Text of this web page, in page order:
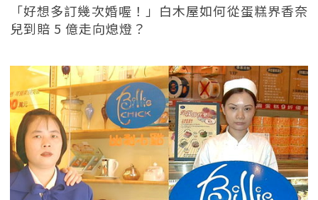
「好想多訂幾次婚喔！」白木屋如何從蛋糕界香奈
兒到賠 5 億走向熄燈？